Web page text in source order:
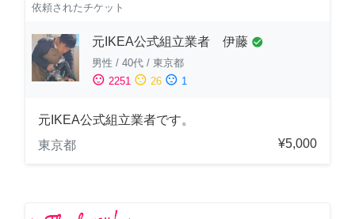
依頼されたチケット
元IKEA公式組立業者 伊藤 check_circle
男性 / 40代 / 東京都
sentiment_satisfied 2251 sentiment_neutral 26 sentiment_dissatisfied 1
元IKEA公式組立業者です。
東京都
¥5,000